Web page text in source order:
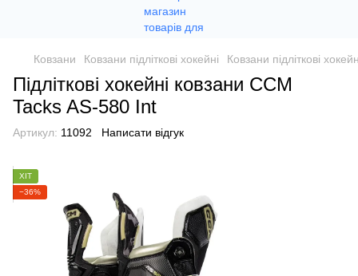
Ковзани Ковзани підліткові хокейні Ковзани підліткові
Підліткові хокейні ковзани ССМ
Tacks AS-580 Int
Артикул: 11092 Написати відгук
ХІТ
−36%